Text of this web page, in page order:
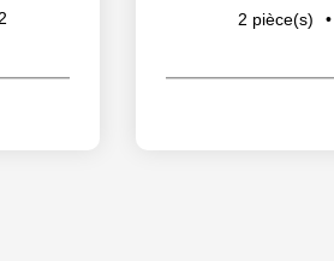
2 pièce(s)